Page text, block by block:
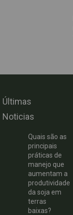
Últimas
Noticias
Quais são as
principais
práticas de
manejo que
aumentam a
produtividade
da soja em
terras
baixas?